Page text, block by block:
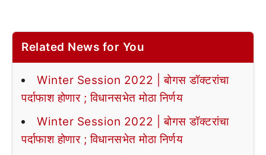
Related News for You
Winter Session 2022 | बोगस डॉक्टरांचा
पर्दाफाश होणार ; विधानसभेत मोठा निर्णय
Winter Session 2022 | बोगस डॉक्टरांचा
पर्दाफाश होणार ; विधानसभेत मोठा निर्णय